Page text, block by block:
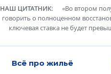
НАШ ЦИТАТНИК: «Во втором
говорить о полноценном
ключевая ставка не будет
Всё про жильё